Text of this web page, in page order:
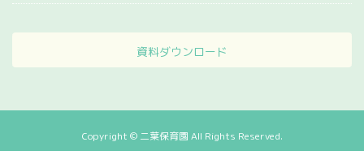
資料ダウンロード
Copyright © 二葉保育園 All Rights Reserved.